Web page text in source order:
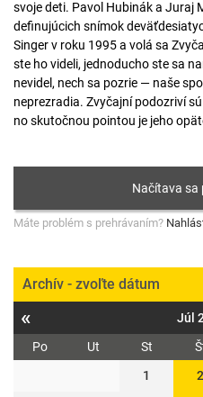
svoje deti. Pavol Hubinák a Juraj
definujúcich snímok
Singer v roku 1995 a volá sa
ste ho videli, jednoducho ste sa
nevidel, nech sa pozrie — naše
neprezradia. Zvyčajní podozriví
no skutočnou pointou je jeho
Máte problém s prehrávaním?
Archív - zvoľte dátum
« Júl
Po Ut St
1
2